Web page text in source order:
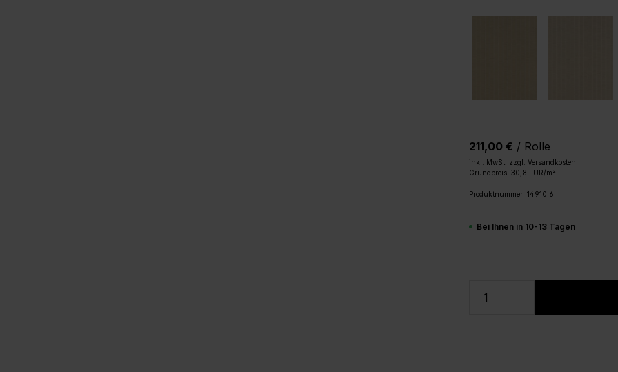
211,00 € / Rolle
inkl. MwSt. zzgl. Versandkosten
Grundpreis: 30,8 EUR/m²
Produktnummer: 14910.6
Bei Ihnen in 10-13 Tagen
Produkt Anzahl: